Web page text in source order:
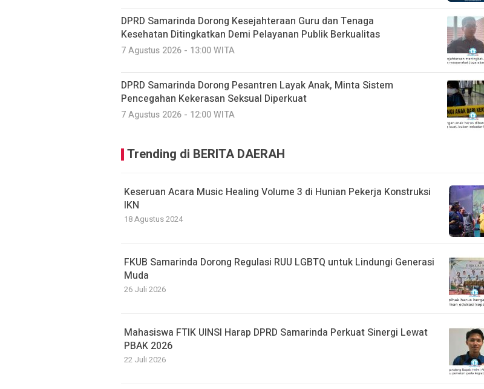
DPRD Samarinda Dorong Kesejahteraan Guru dan Tenaga
Kesehatan Ditingkatkan Demi Pelayanan Publik Berkualitas
7 Agustus 2026 - 13:00 WITA
DPRD Samarinda Dorong Pesantren Layak Anak, Minta Sistem
Pencegahan Kekerasan Seksual Diperkuat
7 Agustus 2026 - 12:00 WITA
Trending di BERITA DAERAH
Keseruan Acara Music Healing Volume 3 di Hunian Pekerja Konstruksi
IKN
18 Agustus 2024
FKUB Samarinda Dorong Regulasi RUU LGBTQ untuk Lindungi Generasi
Muda
26 Juli 2026
Mahasiswa FTIK UINSI Harap DPRD Samarinda Perkuat Sinergi Lewat
PBAK 2026
22 Juli 2026